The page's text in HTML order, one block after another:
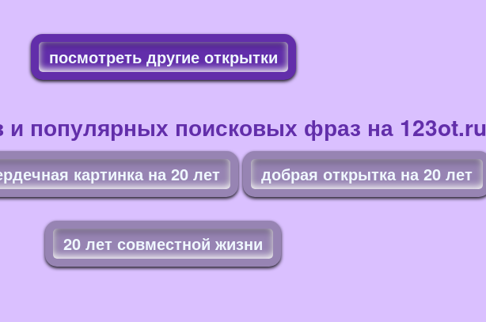
посмотреть другие открытки
и популярных поисковых фраз на 123ot.ru
картинка на 20 лет добрая открытка на 20 лет
20 лет совместной жизни